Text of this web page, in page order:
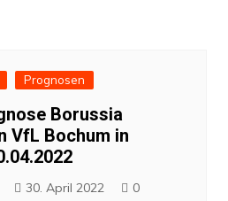
Prognosen
Borussia
VfL Bochum in
30. April 2022 0